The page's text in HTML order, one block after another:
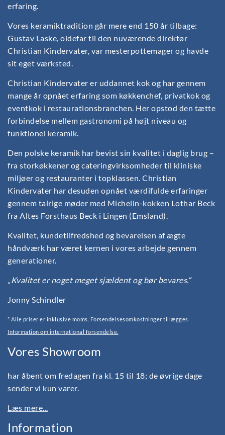
erfaring.
Vores keramiktradition går mere end 150 år tilbage:
Gustav Laske, oldefar til den nuværende direktør
Christian Kindervater, var mesterpottemager og havde
sit eget værksted.
Christian Kindervater er uddannet kok og har gennem
mange år opnået erfaring som køkkenchef, privatkok og
eventkok i restaurationsbranchen. Her opstod den tætte
forbindelse mellem gastronomi på højt niveau og
funktionel keramik.
Den polske keramik har bevist sin kvalitet i daglig brug –
fra storkøkkener og cateringvirksomheder til kliniske
miljøer og restauranter i topklassen. Christian
Kindervater har desuden opnået værdifulde erfaringer
gennem talrige møder med Michelin-kokken Lothar Beck
fra Altes Forsthaus Beck i Lingen (Emsland).
Kvalitet, kundetilfredshed og bevarelsen af ægte
håndværk har været kernen i vores arbejde gennem
generationer.
„Kvalitet er noget meget sjældent og bør bevares.“
Jonny Schindler
* Alle priser er inklusive moms. Forsendelsesomkostninger tillægges.
Information om international forsendelse.
Vores Showroom
har åbent om fredagen fra kl. 15 til 18; de øvrige dage
sender vi kun varer.
Læs mere...
Information